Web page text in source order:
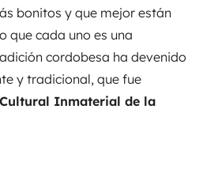
bonitos y que mejor están
que cada uno es una
cordobesa ha devenido
y tradicional, que fue
Inmaterial de la